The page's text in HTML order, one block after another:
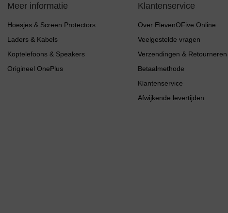
Meer informatie
Hoesjes & Screen Protectors
Laders & Kabels
Koptelefoons & Speakers
Origineel OnePlus
Klantenservice
Over ElevenOFive Online
Veelgestelde vragen
Verzendingen & Retourneren
Betaalmethode
Klantenservice
Afwijkende levertijden